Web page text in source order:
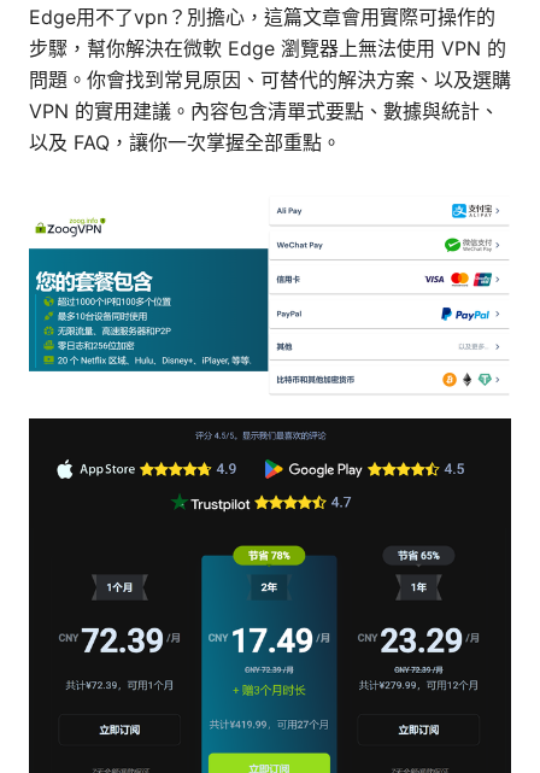
Edge用不了vpn？別擔心，這篇文章會用實際可操作的
步驟，幫你解決在微軟 Edge 瀏覽器上無法使用 VPN 的
問題。你會找到常見原因、可替代的解決方案、以及選購
VPN 的實用建議。內容包含清單式要點、數據與統計、
以及 FAQ，讓你一次掌握全部重點。